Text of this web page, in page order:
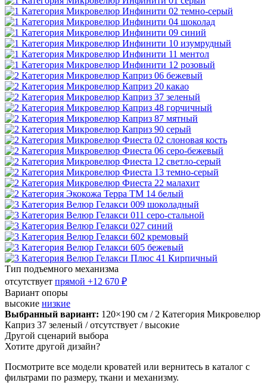
Тип подъемного механизма
отсутствует прямой +12 670 ₽
Вариант опоры
высокие низкие
Выбранный вариант: 120×190 см / 2 Категория Микровелюр
Каприз 37 зеленый / отсутствует / высокие
Другой сценарий выбора
Хотите другой дизайн?
Посмотрите все модели кроватей или вернитесь в каталог с
фильтрами по размеру, ткани и механизму.